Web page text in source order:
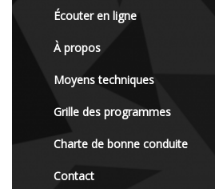
Écouter en ligne
À propos
Moyens techniques
Grille des programmes
Charte de bonne conduite
Contact